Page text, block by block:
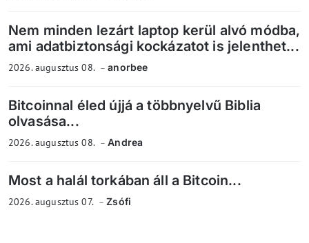
Nem minden lezárt laptop kerül alvó módba,
ami adatbiztonsági kockázatot is jelenthet...
2026. augusztus 08. anorbee
Bitcoinnal éled újjá a többnyelvű Biblia
olvasása...
2026. augusztus 08. Andrea
Most a halál torkában áll a Bitcoin...
2026. augusztus 07. Zsófi